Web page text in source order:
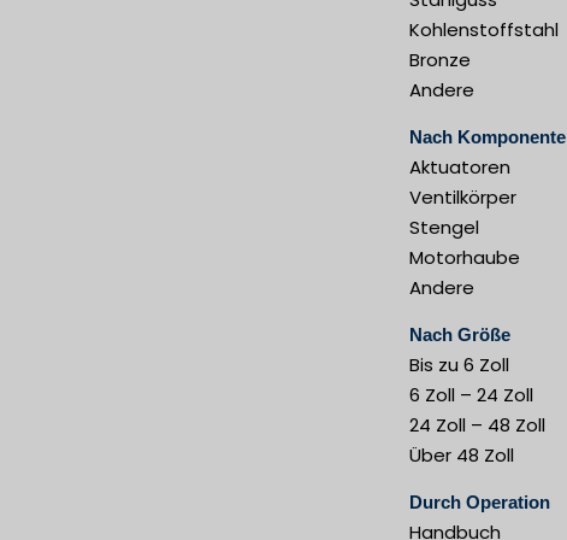
Kohlenstoffstahl
Bronze
Andere
Nach Komponente
Aktuatoren
Ventilkörper
Stengel
Motorhaube
Andere
Nach Größe
Bis zu 6 Zoll
6 Zoll – 24 Zoll
24 Zoll – 48 Zoll
Über 48 Zoll
Durch Operation
Handbuch